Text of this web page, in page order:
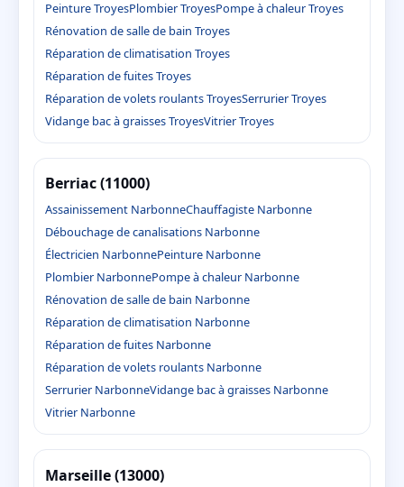
Peinture TroyesPlombier TroyesPompe à chaleur Troyes
Rénovation de salle de bain Troyes
Réparation de climatisation Troyes
Réparation de fuites Troyes
Réparation de volets roulants TroyesSerrurier Troyes
Vidange bac à graisses TroyesVitrier Troyes
Berriac (11000)
Assainissement NarbonneChauffagiste Narbonne
Débouchage de canalisations Narbonne
Électricien NarbonnePeinture Narbonne
Plombier NarbonnePompe à chaleur Narbonne
Rénovation de salle de bain Narbonne
Réparation de climatisation Narbonne
Réparation de fuites Narbonne
Réparation de volets roulants Narbonne
Serrurier NarbonneVidange bac à graisses Narbonne
Vitrier Narbonne
Marseille (13000)